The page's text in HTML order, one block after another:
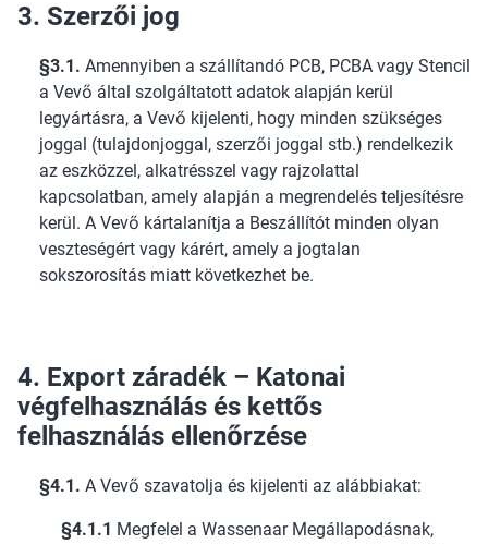
3. Szerzői jog
§3.1. Amennyiben a szállítandó PCB, PCBA vagy Stencil
a Vevő által szolgáltatott adatok alapján kerül
legyártásra, a Vevő kijelenti, hogy minden szükséges
joggal (tulajdonjoggal, szerzői joggal stb.) rendelkezik
az eszközzel, alkatrésszel vagy rajzolattal
kapcsolatban, amely alapján a megrendelés teljesítésre
kerül. A Vevő kártalanítja a Beszállítót minden olyan
veszteségért vagy kárért, amely a jogtalan
sokszorosítás miatt következhet be.
4. Export záradék – Katonai
végfelhasználás és kettős
felhasználás ellenőrzése
§4.1. A Vevő szavatolja és kijelenti az alábbiakat:
§4.1.1 Megfelel a Wassenaar Megállapodásnak,